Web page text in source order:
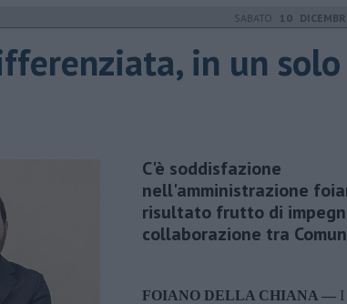
SABATO 10
in un
C'è soddisfazione
nell'amministrazione
risultato frutto di
collaborazione tra
FOIANO DELLA CHIANA — I